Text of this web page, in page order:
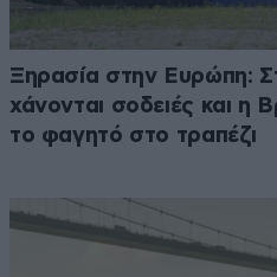
Ξηρασία στην Ευρώπη:
χάνονται σοδειές και η
το φαγητό στο τραπέζι